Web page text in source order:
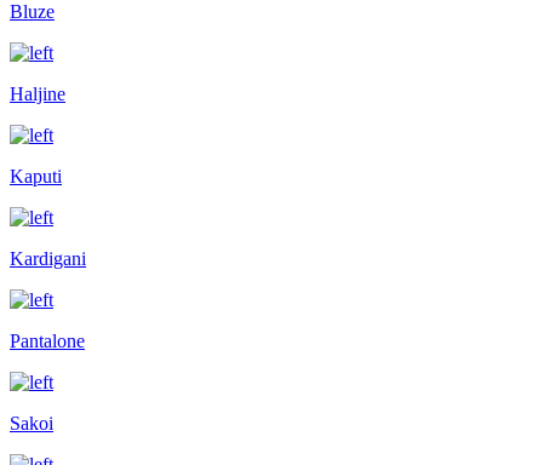
Bluze
Haljine
Kaputi
Kardigani
Pantalone
Sakoi